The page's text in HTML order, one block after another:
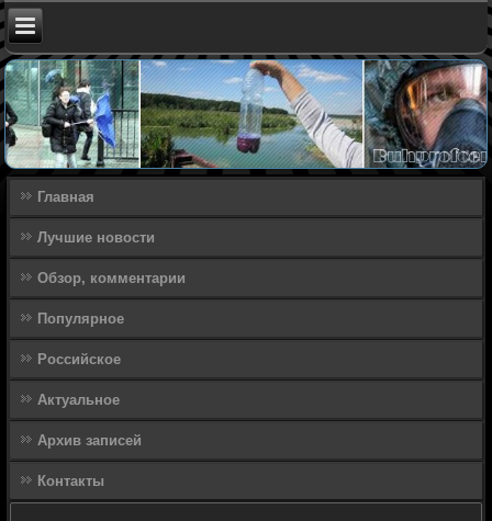
Главная
Лучшие новости
Обзор, комментарии
Популярное
Российское
Актуальное
Архив записей
Контакты